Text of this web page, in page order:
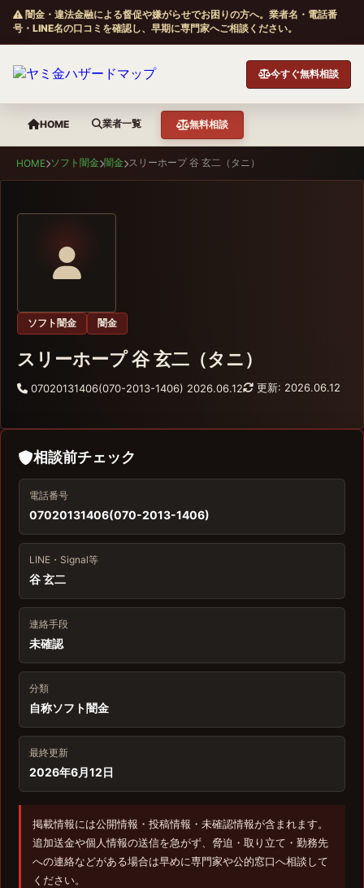
闇金・違法金融による督促や嫌がらせでお困りの方へ。業者名・電話番
号・LINE名の口コミを確認し、早期に専門家へご相談ください。
今すぐ無料相談
HOME 業者一覧 無料相談
HOME ソフト闇金 闇金 スリーホープ 谷 玄二（タニ）
ソフト闇金 闇金
スリーホープ 谷 玄二（タニ）
07020131406(070-2013-1406) 2026.06.12 更新: 2026.06.12
相談前チェック
電話番号
07020131406(070-2013-1406)
LINE・Signal等
谷 玄二
連絡手段
未確認
分類
自称ソフト闇金
最終更新
2026年6月12日
掲載情報には公開情報・投稿情報・未確認情報が含まれます。
追加送金や個人情報の送信を急がず、脅迫・取り立て・勤務先
への連絡などがある場合は早めに専門家や公的窓口へ相談して
ください。